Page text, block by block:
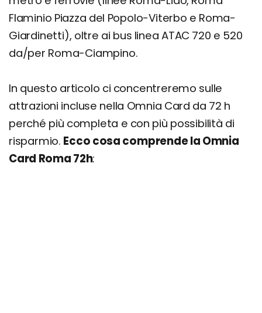
Flaminio Piazza del Popolo-Viterbo e Roma-
Giardinetti), oltre ai bus linea ATAC 720 e 520
da/per Roma-Ciampino.
In questo articolo ci concentreremo sulle
attrazioni incluse nella Omnia Card da 72 h
perché più completa e con più possibilità di
risparmio. Ecco cosa comprende la Omnia
Card Roma 72h: